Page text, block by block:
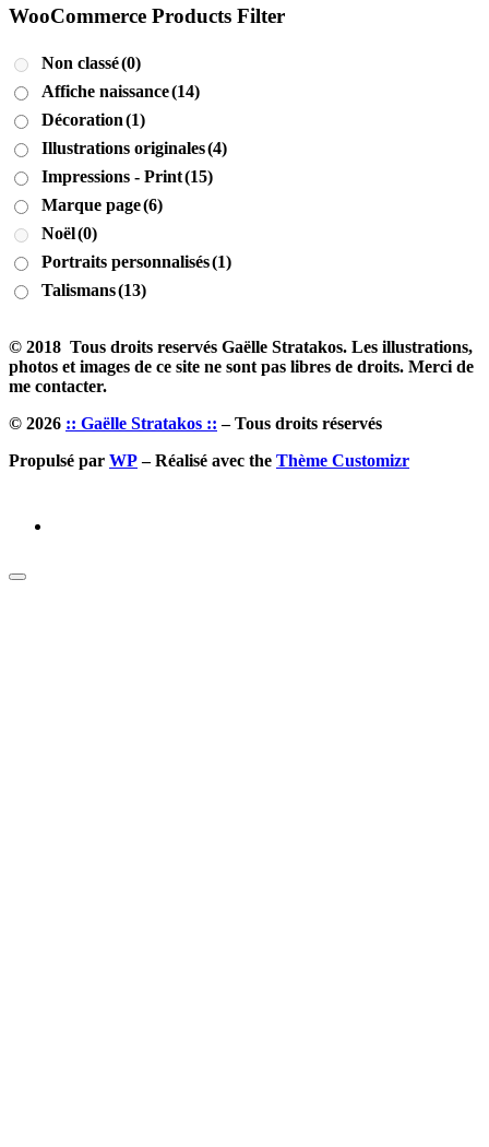
WooCommerce Products Filter
Non classé(0)
Affiche naissance(14)
Décoration(1)
Illustrations originales(4)
Impressions - Print(15)
Marque page(6)
Noël(0)
Portraits personnalisés(1)
Talismans(13)
© 2018 Tous droits reservés Gaëlle Stratakos. Les illustrations,
photos et images de ce site ne sont pas libres de droits. Merci de
me contacter.
© 2026 :: Gaëlle Stratakos :: – Tous droits réservés
Propulsé par WP– Réalisé avec the Thème Customizr